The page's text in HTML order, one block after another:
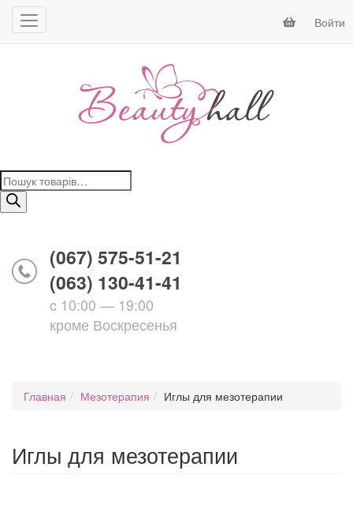
Войти
Поиск
товаров
(067) 575-51-21
(063) 130-41-41
c 10:00 — 19:00
кроме Воскресенья
Главная Мезотерапия Иглы для мезотерапии
Иглы для мезотерапии
...